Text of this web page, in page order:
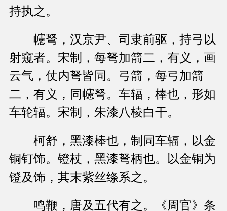
持执之。
幰弩，汉京尹、司隶前驱，持弓以
射窥者。宋制，每弩加箭二，有义，画
云气，仗内弩皆同。弓箭，每弓加箭
二，有义，同幰弩。车辐，棒也，形如
车轮辐。宋制，朱漆八棱白干。
柯舒，黑漆棒也，制同车辐，以金
铜钉饰。镫杖，黑漆弩柄也。以金铜为
镫及饰，其末紫丝绦系之。
鸣鞭，唐及五代有之。《周官》条